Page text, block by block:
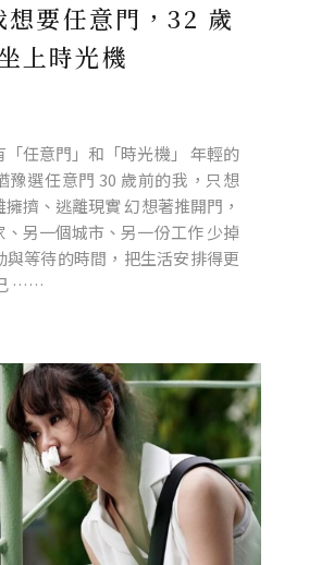
要任意門，32 歲
上時光機
任意門」和「時光機」 年輕的
豫選任意門 30 歲前的我，只想
擠、逃離現實 幻想著推開門，
、另一個城市、另一份工作 少掉
與等待的時間，把生活安排得更
……